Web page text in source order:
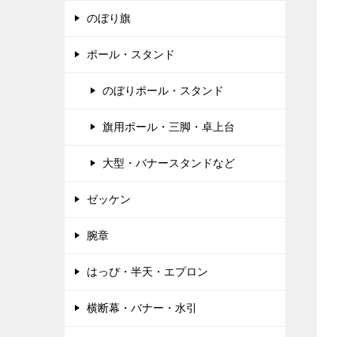
のぼり旗
ポール・スタンド
のぼりポール・スタンド
旗用ポール・三脚・卓上台
大型・バナースタンドなど
ゼッケン
腕章
はっぴ・半天・エプロン
横断幕・バナー・水引